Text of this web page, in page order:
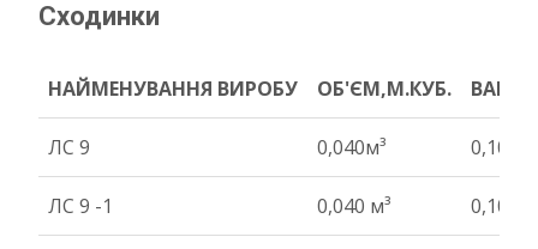
Сходинки
НАЙМЕНУВАННЯ ВИРОБУ ОБ'ЄМ,М.КУБ.
ВАГА
НАЙМЕНУВАННЯ ВИРОБУ
ОБ'ЄМ,М.КУБ. ВАГА
ЛС 9 0,040м³ 0,10 т
ЛС 9 -1 0,040 м³ 0,10 т